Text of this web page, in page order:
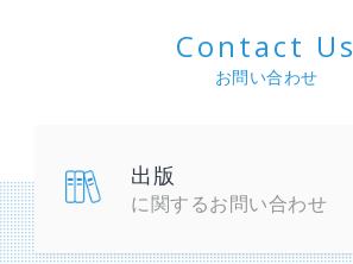
Contact Us
お問い合わせ
出版
に関するお問い合わせ